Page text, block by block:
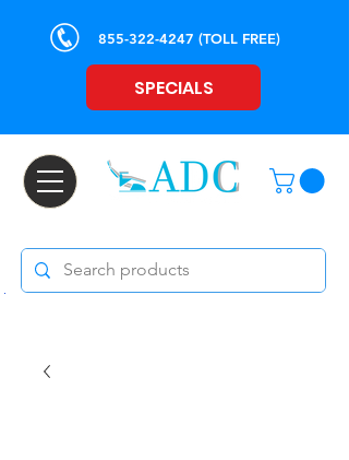
855-322-4247 (TOLL FREE)
SPECIALS